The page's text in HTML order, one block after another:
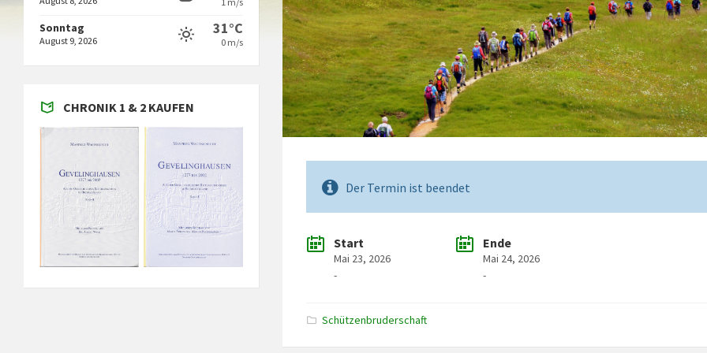
Der Termin ist beendet
Start
Mai 23, 2026
-
Ende
Mai 24, 2026
-
Schützenbruderschaft
Sonntag
August 9, 2026
31°C
0 m/s
CHRONIK 1 & 2 KAUFEN